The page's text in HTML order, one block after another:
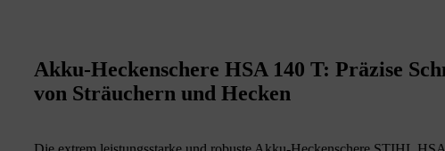
Akku-Heckenschere HSA 140 T: Präzise
von Sträuchern und Hecken